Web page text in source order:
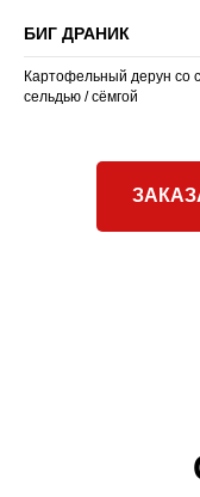
БИГ ДРАНИК
Картофельный дерун со
сельдью / сёмгой